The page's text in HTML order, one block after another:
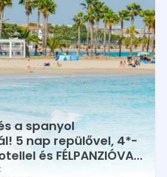
a spanyol
5 nap repülővel, 4*-
és FÉLPANZIÓVAL